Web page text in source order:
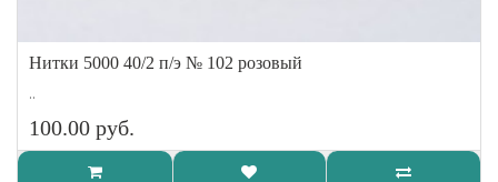
Нитки 5000 40/2 п/э № 102 розовый
..
100.00 руб.